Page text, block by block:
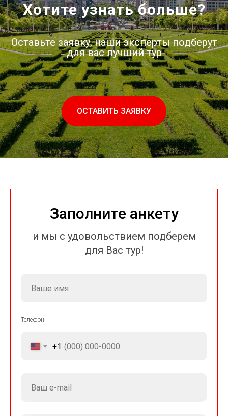
Хотите узнать больше?
Оставьте заявку, наши эксперты подберут
для вас лучший тур
ОСТАВИТЬ ЗАЯВКУ
Заполните анкету
и мы с удовольствием подберем
для Вас тур!
Телефон
+1